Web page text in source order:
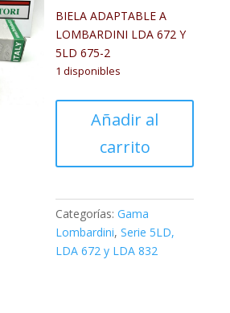
era:
232,20
actual
es:
BIELA ADAPTABLE A
LOMBARDINI LDA 672 Y
5LD 675-2
1 disponibles
cantidadAñadir al
carrito
Categorías:Gama
Lombardini,Serie 5LD,
LDA 672 y LDA 832